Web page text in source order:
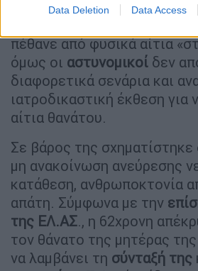
Data Deletion Data Access
πέθανε από φυσικά αίτια
όμως οι αστυνομικοί δεν
διαφορετικά σενάρια και
ιατροδικαστική έκθεση για
αίτια θανάτου.
Σε βάρος της σχηματίστηκε
μη ανακοίνωση ανεύρεσης
κατάθεση, ανθρωποκτονία
απάτη. Σύμφωνα με την
της ΕΛ.ΑΣ., η 62χρονη
τον θάνατο της μητέρας της
να λαμβάνει τη σύνταξή της